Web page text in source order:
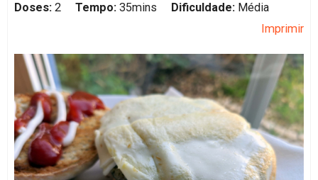
Doses: 2 Tempo: 35mins Dificuldade: Média
Imprimir